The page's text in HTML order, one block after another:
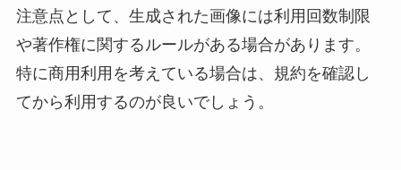
注意点として、生成された画像には利用回数制限
や著作権に関するルールがある場合があります。
特に商用利用を考えている場合は、規約を確認し
てから利用するのが良いでしょう。